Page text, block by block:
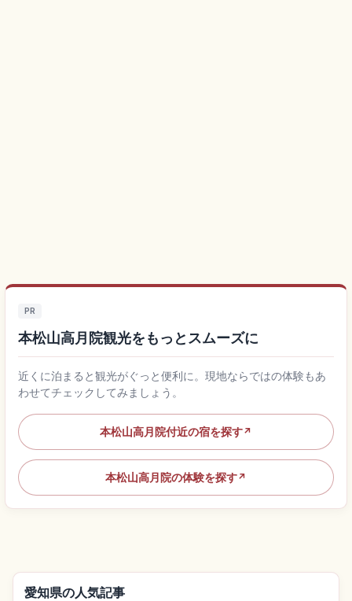
PR
本松山高月院観光をもっとスムーズに
近くに泊まると観光がぐっと便利に。現地ならではの体験もあ
わせてチェックしてみましょう。
本松山高月院付近の宿を探す↗
本松山高月院の体験を探す↗
愛知県の人気記事